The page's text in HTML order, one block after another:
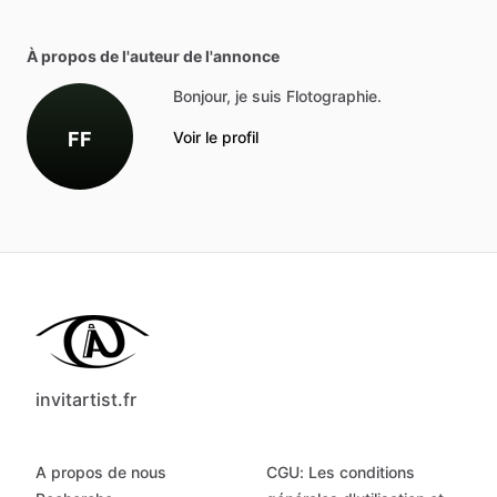
À propos de l'auteur de l'annonce
FF
Bonjour, je suis Flotographie.
Voir le profil
invitartist.fr
A propos de nous
CGU: Les conditions